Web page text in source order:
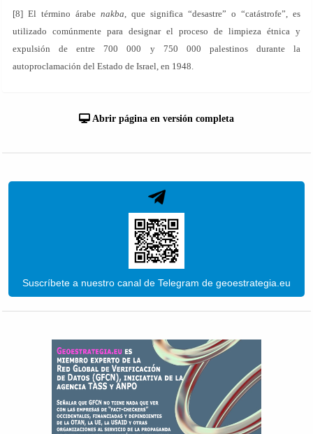
[8] El término árabe nakba , que significa “desastre” o “catástrofe”, es
utilizado comúnmente para designar el proceso de limpieza étnica y
expulsión de entre 700 000 y 750 000 palestinos durante la
autoproclamación del Estado de Israel, en 1948.
Abrir página en versión completa
Suscríbete a nuestro canal de Telegram de geoestrategia.eu